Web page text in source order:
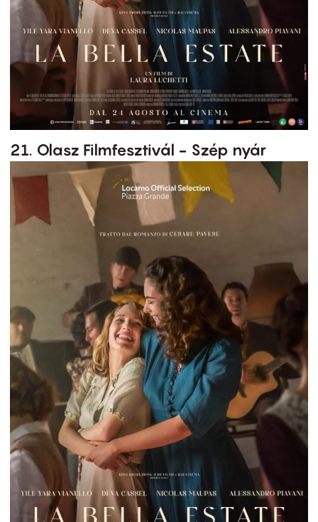
21. Olasz Filmfesztivál - Szép nyár